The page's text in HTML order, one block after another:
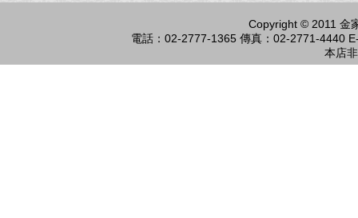
Copyright © 2011 金
電話：02-2777-1365 傳真：02-2771-4440
本店